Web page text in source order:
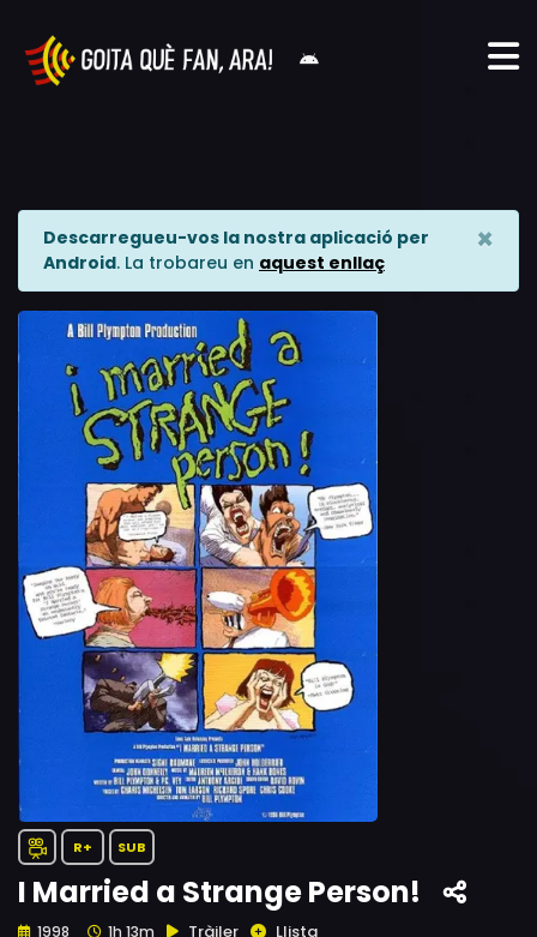
Descarregueu-vos la nostra aplicació per
Android. La trobareu en aquest enllaç
×
R+ SUB
I Married a Strange Person!
1998 1h 13m Tràiler Llista